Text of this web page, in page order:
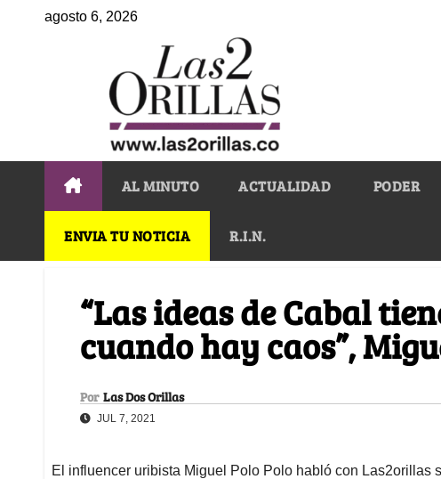
agosto 6, 2026
AL MINUTO ACTUALIDAD PODER
ENVIA TU NOTICIA R.I.N.
“Las ideas de Cabal
cuando hay caos”,
Por Las Dos Orillas
JUL 7, 2021
El influencer uribista Miguel Polo Polo habló con Las2orillas